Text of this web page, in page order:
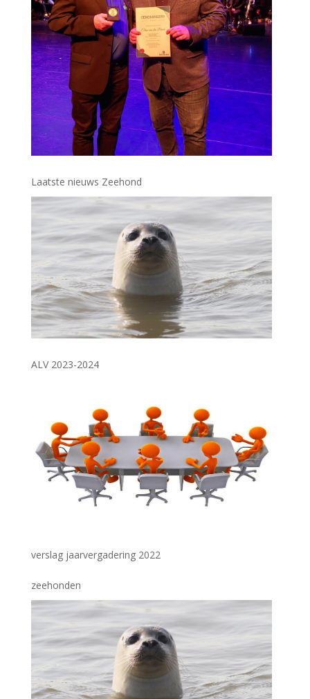
Laatste nieuws Zeehond
ALV 2023-2024
verslag jaarvergadering 2022
zeehonden